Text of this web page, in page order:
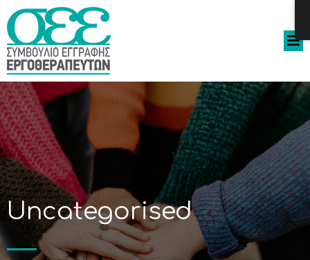
Uncategorised